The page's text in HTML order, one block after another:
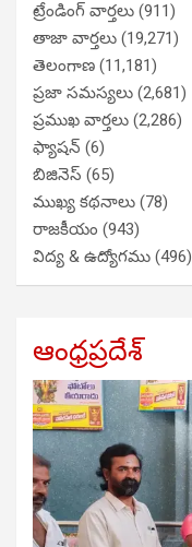
ట్రేండింగ్ వార్తలు (911)
తాజా వార్తలు (19,271)
తెలంగాణ (11,181)
ప్రజా సమస్యలు (2,681)
ప్రముఖ వార్తలు (2,286)
ఫ్యాషన్ (6)
బిజినెస్ (65)
ముఖ్య కథనాలు (78)
రాజకీయం (943)
విద్య & ఉద్యోగము (496)
ఆంధ్రప్రదేశ్